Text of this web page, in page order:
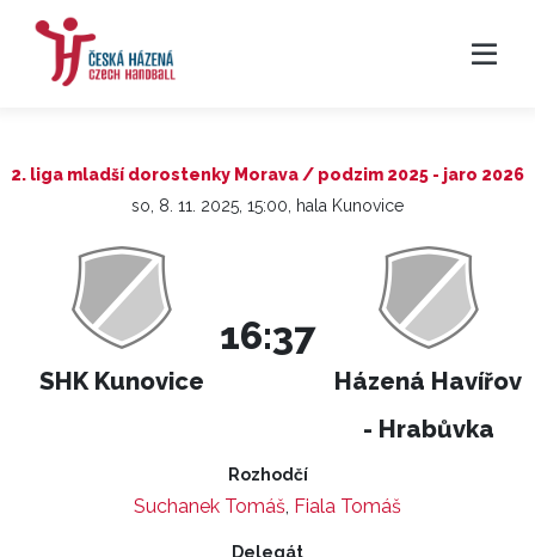
2. liga mladší dorostenky Morava / podzim 2025 - jaro 2026
so, 8. 11. 2025, 15:00, hala Kunovice
SHK Kunovice
16:37
Házená Havířov
- Hrabůvka
Rozhodčí
Suchanek Tomáš, Fiala Tomáš
Delegát